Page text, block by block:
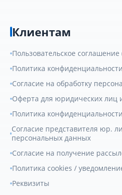
Клиентам
Пользовательское
Политика конфиденциальности
Согласие на обработку
Оферта для юридических лиц
Политика
Согласие представителя юр.
персональных данных
Согласие на получение
Политика cookies /
Реквизиты